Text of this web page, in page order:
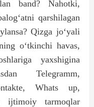
band? Nahotki,
qarshilagan
Qizga jo‘yali
o‘tkinchi havas,
yaxshigina
Telegramm,
Whats up,
ijtimoiy tarmoqlar